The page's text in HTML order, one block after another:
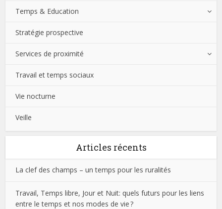
Temps & Education
Stratégie prospective
Services de proximité
Travail et temps sociaux
Vie nocturne
Veille
Articles récents
La clef des champs – un temps pour les ruralités
Travail, Temps libre, Jour et Nuit: quels futurs pour les liens
entre le temps et nos modes de vie ?